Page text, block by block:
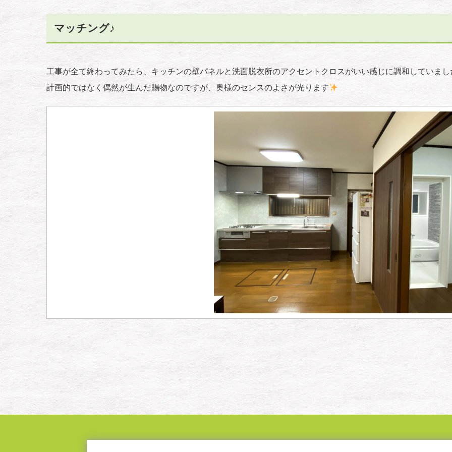
マッチング♪
工事が全て終わってみたら、キッチンの壁パネルと洗面脱衣所のアクセントクロスがいい感じに調和していまし
計画的ではなく偶然が生んだ賜物なのですが、奥様のセンスのよさが光ります